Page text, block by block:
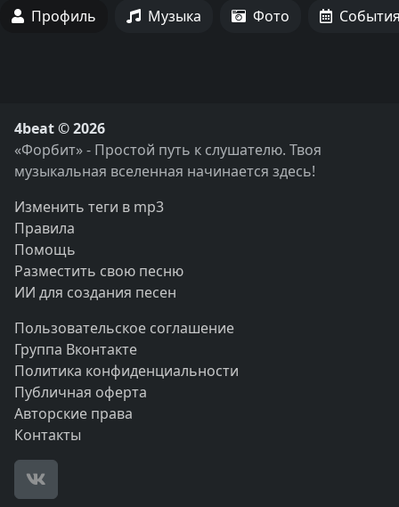
Профиль Музыка Фото
4beat © 2026
«Форбит» - Простой путь к слушателю. Твоя
музыкальная вселенная начинается здесь!
Изменить теги в mp3
Правила
Помощь
Разместить свою песню
ИИ для создания песен
Пользовательское соглашение
Группа Вконтакте
Политика конфиденциальности
Публичная оферта
Авторские права
Контакты